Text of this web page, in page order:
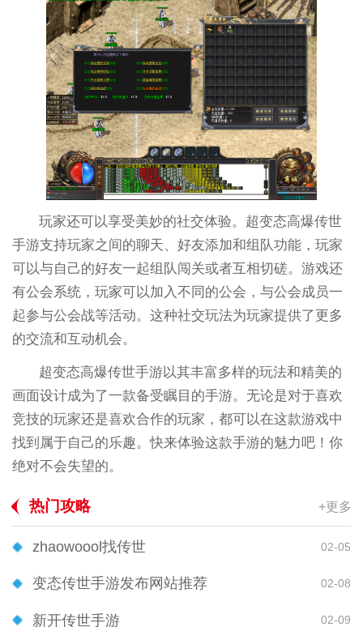
玩家还可以享受美妙的社交体验。超变态高爆传世
手游支持玩家之间的聊天、好友添加和组队功能，玩家
可以与自己的好友一起组队闯关或者互相切磋。游戏还
有公会系统，玩家可以加入不同的公会，与公会成员一
起参与公会战等活动。这种社交玩法为玩家提供了更多
的交流和互动机会。
超变态高爆传世手游以其丰富多样的玩法和精美的
画面设计成为了一款备受瞩目的手游。无论是对于喜欢
竞技的玩家还是喜欢合作的玩家，都可以在这款游戏中
找到属于自己的乐趣。快来体验这款手游的魅力吧！你
绝对不会失望的。
热门攻略 +更多
zhaowoool找传世 02-05
变态传世手游发布网站推荐 02-08
新开传世手游 02-09